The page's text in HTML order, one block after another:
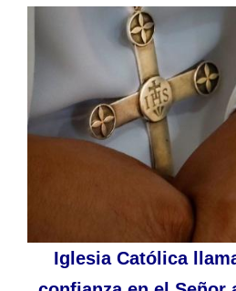
Iglesia Católica